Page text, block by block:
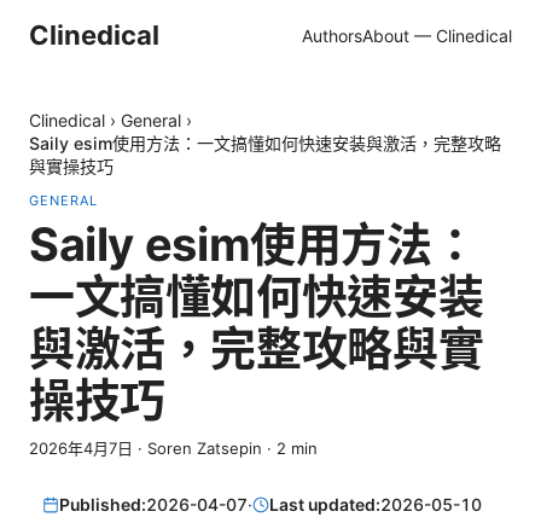
Clinedical AuthorsAbout — Clinedical
Clinedical › General ›
Saily esim使用方法：一文搞懂如何快速安装與激活，完整攻略
與實操技巧
GENERAL
Saily esim使用方法：
一文搞懂如何快速安装
與激活，完整攻略與實
操技巧
2026年4月7日 · Soren Zatsepin · 2 min
Published:2026-04-07· Last updated:2026-05-10